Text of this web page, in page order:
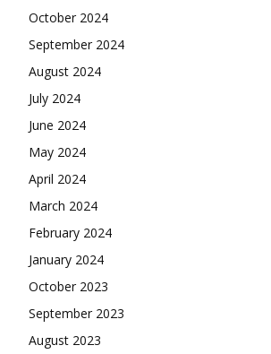
October 2024
September 2024
August 2024
July 2024
June 2024
May 2024
April 2024
March 2024
February 2024
January 2024
October 2023
September 2023
August 2023